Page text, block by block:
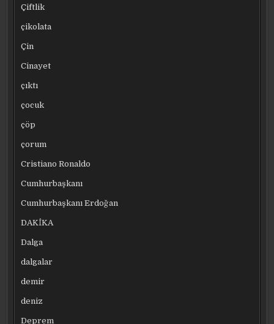
Çiftlik
çikolata
Çin
Cinayet
çıktı
çocuk
çöp
çorum
Cristiano Ronaldo
Cumhurbaşkanı
Cumhurbaşkanı Erdoğan
DAKİKA
Dalga
dalgalar
demir
deniz
Deprem